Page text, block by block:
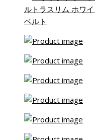
は
し
た。
格